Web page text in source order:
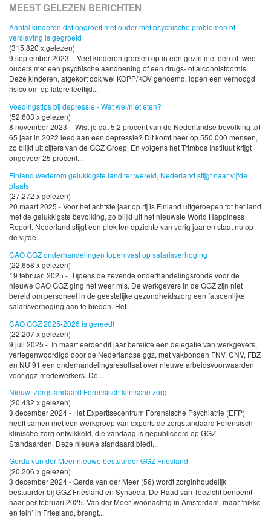
MEEST GELEZEN BERICHTEN
Aantal kinderen dat opgroeit met ouder met psychische problemen of
verslaving is gegroeid
(315,820 x gelezen)
9 september 2023 - Veel kinderen groeien op in een gezin met één of twee
ouders met een psychische aandoening of een drugs- of alcoholstoornis.
Deze kinderen, afgekort ook wel KOPP/KOV genoemd, lopen een verhoogd
risico om op latere leeftijd...
Voedingstips bij depressie - Wat wel/niet eten?
(52,603 x gelezen)
8 november 2023 - Wist je dat 5,2 procent van de Nederlandse bevolking tot
65 jaar in 2022 leed aan een depressie? Dit komt neer op 550.000 mensen,
zo blijkt uit cijfers van de GGZ Groep. En volgens het Trimbos Instituut krijgt
ongeveer 25 procent...
Finland wederom gelukkigste land ter wereld, Nederland stijgt naar vijfde
plaats
(27,272 x gelezen)
20 maart 2025 - Voor het achtste jaar op rij is Finland uitgeroepen tot het land
met de gelukkigste bevolking, zo blijkt uit het nieuwste World Happiness
Report. Nederland stijgt een plek ten opzichte van vorig jaar en staat nu op
de vijfde...
CAO GGZ onderhandelingen lopen vast op salarisverhoging
(22,658 x gelezen)
19 februari 2025 - Tijdens de zevende onderhandelingsronde voor de
nieuwe CAO GGZ ging het weer mis. De werkgevers in de GGZ zijn niet
bereid om personeel in de geestelijke gezondheidszorg een fatsoenlijke
salarisverhoging aan te bieden. Het...
CAO GGZ 2025-2026 is gereed!
(22,207 x gelezen)
9 juli 2025 - In maart eerder dit jaar bereikte een delegatie van werkgevers,
vertegenwoordigd door de Nederlandse ggz, met vakbonden FNV, CNV, FBZ
en NU’91 een onderhandelingsresultaat over nieuwe arbeidsvoorwaarden
voor ggz-medewerkers. De...
Nieuw: zorgstandaard Forensisch klinische zorg
(20,432 x gelezen)
3 december 2024 - Het Expertisecentrum Forensische Psychiatrie (EFP)
heeft samen met een werkgroep van experts de zorgstandaard Forensisch
klinische zorg ontwikkeld, die vandaag is gepubliceerd op GGZ
Standaarden. Deze nieuwe standaard biedt...
Gerda van der Meer nieuwe bestuurder GGZ Friesland
(20,206 x gelezen)
3 december 2024 - Gerda van der Meer (56) wordt zorginhoudelijk
bestuurder bij GGZ Friesland en Synaeda. De Raad van Toezicht benoemt
haar per februari 2025. Van der Meer, woonachtig in Amsterdam, maar ‘hikke
en tein’ in Friesland, brengt...